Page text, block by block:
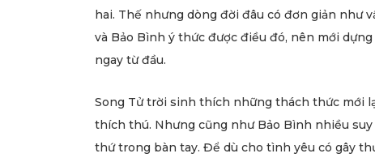
hai. Thế nhưng dòng đời đâu có đơn giản như
và Bảo Bình ý thức được điều đó, nên mới
ngay từ đầu.
Song Tử trời sinh thích những thách thức mới
thích thú. Nhưng cũng như Bảo Bình nhiều
thứ trong bàn tay. Để dù cho tình yêu có gây